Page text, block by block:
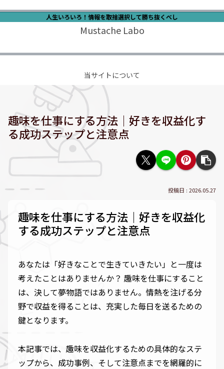
人生いろいろ！情報を取捨選択して勝ち抜くべし
Mustache Labo
当サイトについて
趣味を仕事にする方法｜好きを収益化す
る成功ステップと注意点
2026.05.27
趣味を仕事にする方法｜好きを収益化
する成功ステップと注意点
あなたは「好きなことで生きていきたい」と一度は
考えたことはありませんか？ 趣味を仕事にすること
は、決して夢物語ではありません。情熱を注げる分
野で収益を得ることは、充実した毎日を送るための
鍵となります。
本記事では、趣味を収益化するための具体的なステ
ップから、成功事例、そして注意点までを網羅的に